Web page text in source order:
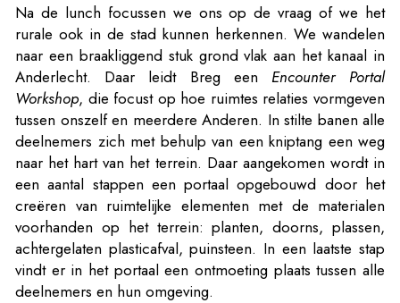
Na de lunch focussen we ons op de vraag of we het
rurale ook in de stad kunnen herkennen. We wandelen
naar een braakliggend stuk grond vlak aan het kanaal in
Anderlecht. Daar leidt Breg een Encounter Portal
Workshop, die focust op hoe ruimtes relaties vormgeven
tussen onszelf en meerdere Anderen. In stilte banen alle
deelnemers zich met behulp van een kniptang een weg
naar het hart van het terrein. Daar aangekomen wordt in
een aantal stappen een portaal opgebouwd door het
creëren van ruimtelijke elementen met de materialen
voorhanden op het terrein: planten, doorns, plassen,
achtergelaten plasticafval, puinsteen. In een laatste stap
vindt er in het portaal een ontmoeting plaats tussen alle
deelnemers en hun omgeving.